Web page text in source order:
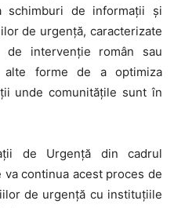
schimburi de informații și
de urgență, caracterizate
de intervenție român sau
forme de a optimiza
unde comunitățile sunt în
de Urgență din cadrul
continua acest proces de
de urgență cu instituțiile